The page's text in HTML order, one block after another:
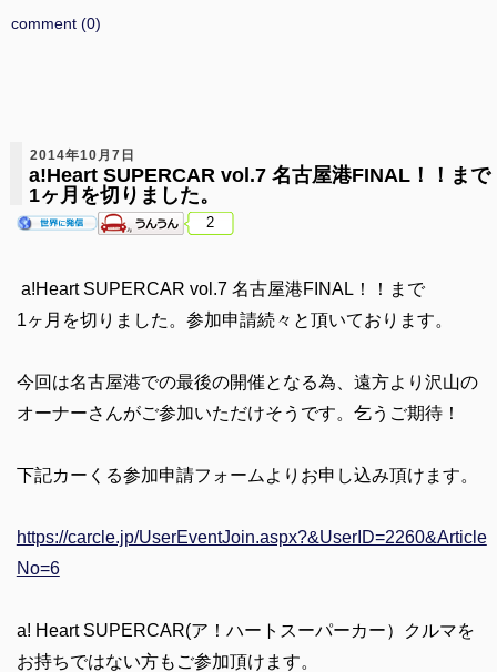
comment (0)
2014年10月7日
a!Heart SUPERCAR vol.7 名古屋港FINAL！！まで
1ヶ月を切りました。
2
a!Heart SUPERCAR vol.7 名古屋港FINAL！！まで
1ヶ月を切りました。参加申請続々と頂いております。
今回は名古屋港での最後の開催となる為、遠方より沢山の
オーナーさんがご参加いただけそうです。乞うご期待！
下記カーくる参加申請フォームよりお申し込み頂けます。
https://carcle.jp/UserEventJoin.aspx?&UserID=2260&Article
No=6
a! Heart SUPERCAR(ア！ハートスーパーカー）クルマを
お持ちではない方もご参加頂けます。